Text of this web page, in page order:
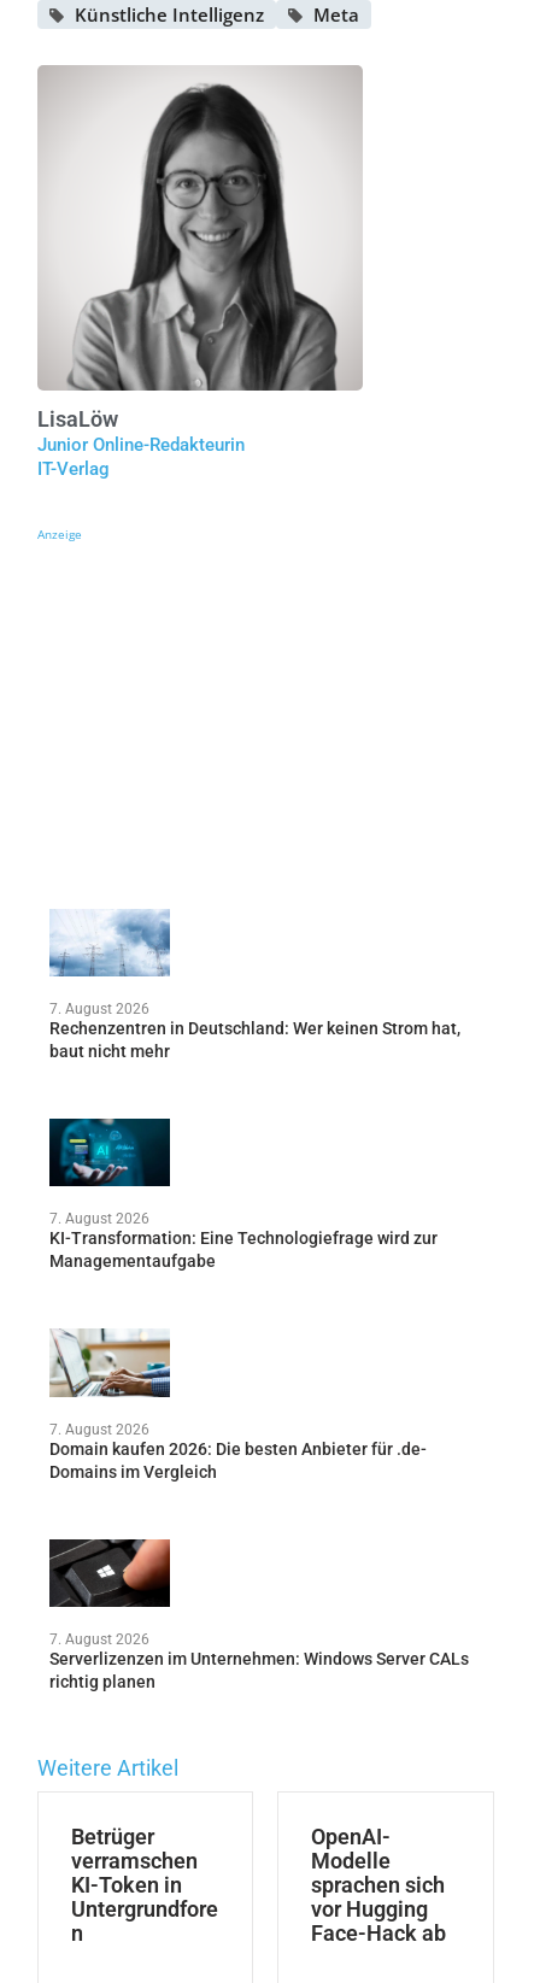
Künstliche Intelligenz Meta
LisaLöw
Junior Online-Redakteurin
IT-Verlag
Anzeige
7. August 2026
Rechenzentren in Deutschland: Wer keinen Strom hat,
baut nicht mehr
7. August 2026
KI-Transformation: Eine Technologiefrage wird zur
Managementaufgabe
7. August 2026
Domain kaufen 2026: Die besten Anbieter für .de-
Domains im Vergleich
7. August 2026
Serverlizenzen im Unternehmen: Windows Server CALs
richtig planen
Weitere Artikel
Betrüger
verramschen
KI-Token in
Untergrundfore
n
OpenAI-
Modelle
sprachen sich
vor Hugging
Face-Hack ab